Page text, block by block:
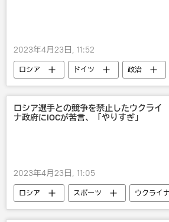
2023年4月23日, 11:52
ロシア ドイツ 政治
ロシア選手との競争を禁止したウクライ
ナ政府にIOCが苦言、「やりすぎ」
2023年4月23日, 11:05
ロシア スポーツ
ウクライナ
政治